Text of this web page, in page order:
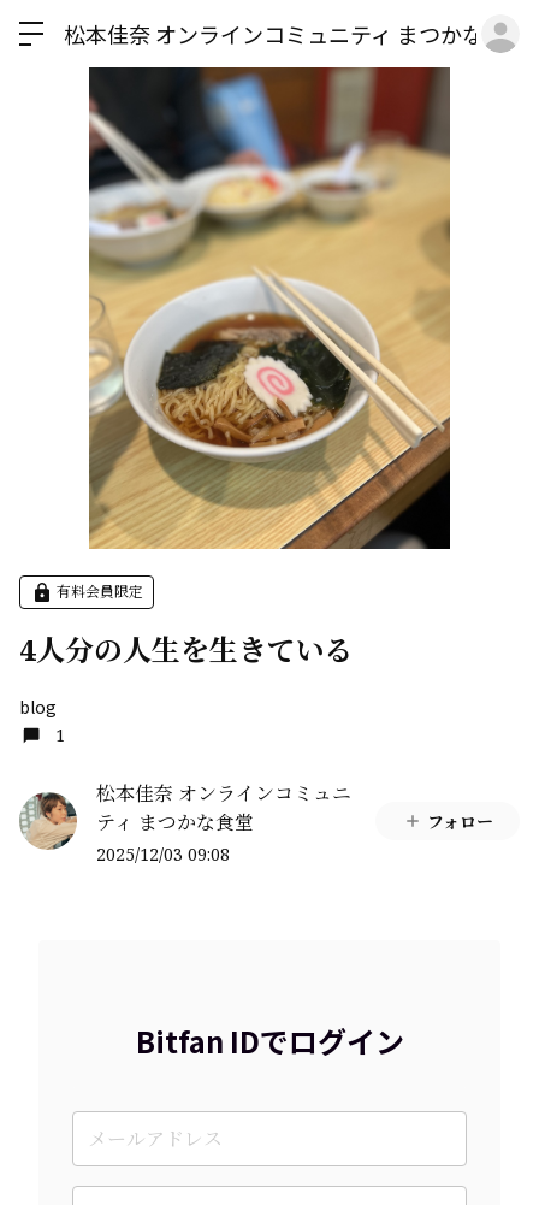
松本佳奈 オンラインコミュニティ まつかな食堂
有料会員限定
4人分の人生を生きている
blog
1
松本佳奈 オンラインコミュニ
ティ まつかな食堂
2025/12/03 09:08
フォロー
Bitfan IDでログイン